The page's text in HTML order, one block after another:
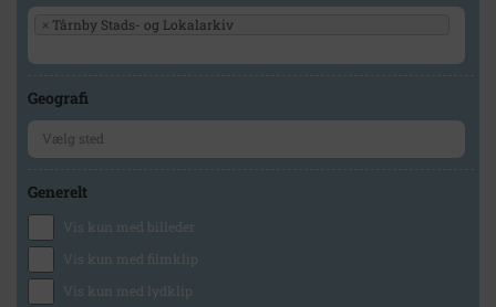
× Tårnby Stads- og Lokalarkiv
Geografi
Generelt
Vis kun med billeder
Vis kun med filmklip
Vis kun med lydklip